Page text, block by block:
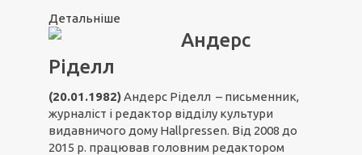
Детальніше
Андерс
Ріделл
(20.01.1982)Андерс Ріделл – письменник,
журналіст і редактор відділу культури
видавничого дому Hallpressen. Від 2008 до
2015 р. працював головним редактором